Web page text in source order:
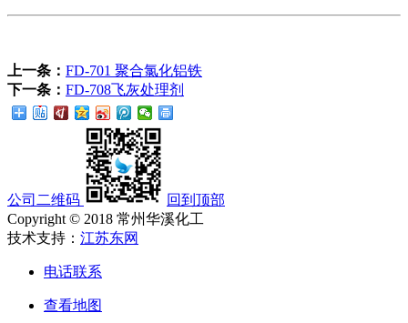
上一条： FD-701 聚合氯化铝铁
下一条： FD-708飞灰处理剂
公司二维码
回到顶部
Copyright © 2018 常州华溪化工
技术支持： 江苏东网
电话联系
查看地图